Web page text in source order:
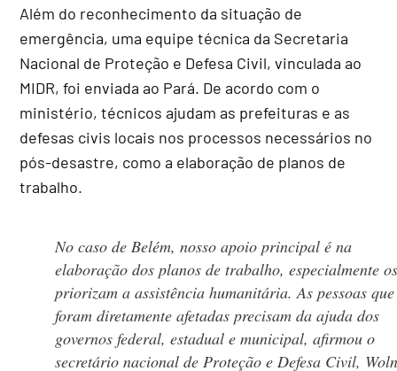
Além do reconhecimento da situação de
emergência, uma equipe técnica da Secretaria
Nacional de Proteção e Defesa Civil, vinculada ao
MIDR, foi enviada ao Pará. De acordo com o
ministério, técnicos ajudam as prefeituras e as
defesas civis locais nos processos necessários no
pós-desastre, como a elaboração de planos de
trabalho.
No caso de Belém, nosso apoio principal é na
elaboração dos planos de trabalho, especialmente
priorizam a assistência humanitária. As pessoas que
foram diretamente afetadas precisam da ajuda dos
governos federal, estadual e municipal, afirmou o
secretário nacional de Proteção e Defesa Civil,